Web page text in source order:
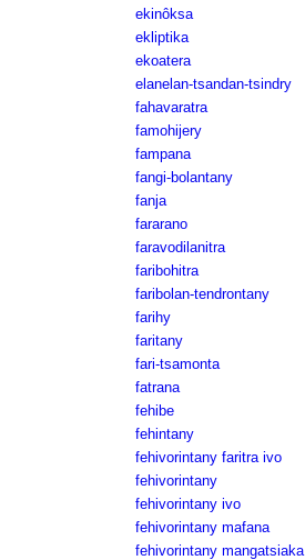
ekinôksa
ekliptika
ekoatera
elanelan-tsandan-tsindry
fahavaratra
famohijery
fampana
fangi-bolantany
fanja
fararano
faravodilanitra
faribohitra
faribolan-tendrontany
farihy
faritany
fari-tsamonta
fatrana
fehibe
fehintany
fehivorintany faritra ivo
fehivorintany
fehivorintany ivo
fehivorintany mafana
fehivorintany mangatsiaka